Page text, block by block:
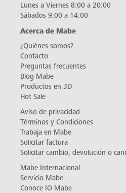
Lunes a Viernes 8:00 a 20:00
Sábados 9:00 a 14:00
Acerca de Mabe
¿Quiénes somos?
Contacto
Preguntas frecuentes
Blog Mabe
Productos en 3D
Hot Sale
Aviso de privacidad
Términos y Condiciones
Trabaja en Mabe
Solicitar factura
Solicitar cambio, devolución o
Mabe Internacional
Servicio Mabe
Conoce IO Mabe